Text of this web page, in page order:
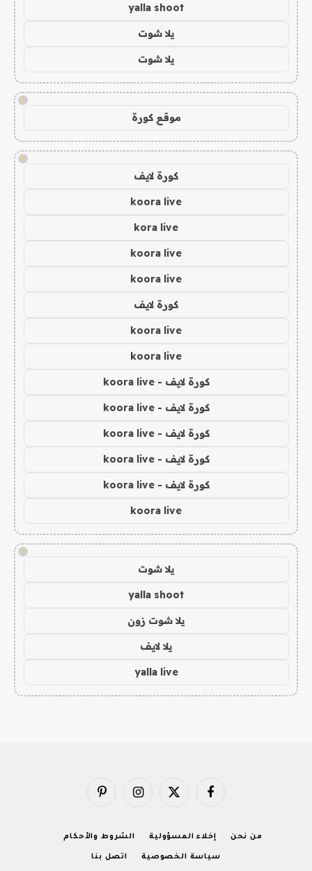
yalla shoot
يلا شوت
يلا شوت
!
موقع كورة
!
كورة لايف
koora live
kora live
koora live
koora live
كورة لايف
koora live
koora live
كورة لايف - koora live
كورة لايف - koora live
كورة لايف - koora live
كورة لايف - koora live
كورة لايف - koora live
koora live
!
يلا شوت
yalla shoot
يلا شوت زون
يلا لايف
yalla live
فيسبوك X
الانستغرامبينتيريست
من نحن إخلاء المسؤولية الشروط والأحكام
سياسة الخصوصية اتصل بنا